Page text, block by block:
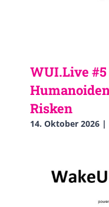
WUI.Live
Risken
14. Oktober 2026 |